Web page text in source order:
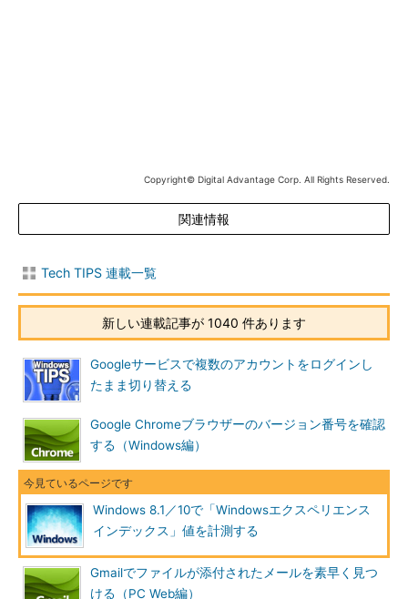
システム評価ツール（Windows System Assessment Tool）
「WinSAT.exe」自体は、Windows 8.1／10にも存在するので、手
動で計測することは可能だ。ここでは、Windows 8.1／10で
法を紹介する。
WinSAT.exeを手動で実行する
プトを開き、「winsat formal」コマンドを実行する（管理者権
限でコマンドプロンプトを開く方法は、「
ッテリー駆動の場合は、エラーが表示されて実行できないので、
ノートPCやタブレットPCで実行する際には注意したい。
Copyright© Digital Advantage Corp. All Rights Reserved.
関連情報
Tech TIPS 連載一覧
新しい連載記事が 1040 件あります
Googleサービスで複数のアカウントをログインし
たまま切り替える
Google Chromeブラウザーのバージョン番号を確認
する（Windows編）
Windows 8.1／10で「Windowsエクスペリエンス
インデックス」値を計測する
Gmailでファイルが添付されたメールを素早く見つ
ける（PC Web編）